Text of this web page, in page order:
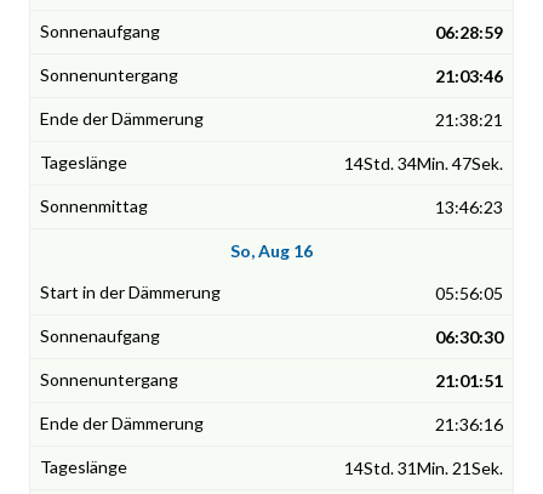
06:28:59
21:03:46
21:38:21
14Std. 34Min. 47Sek.
13:46:23
So, Aug 16
05:56:05
06:30:30
21:01:51
21:36:16
14Std. 31Min. 21Sek.